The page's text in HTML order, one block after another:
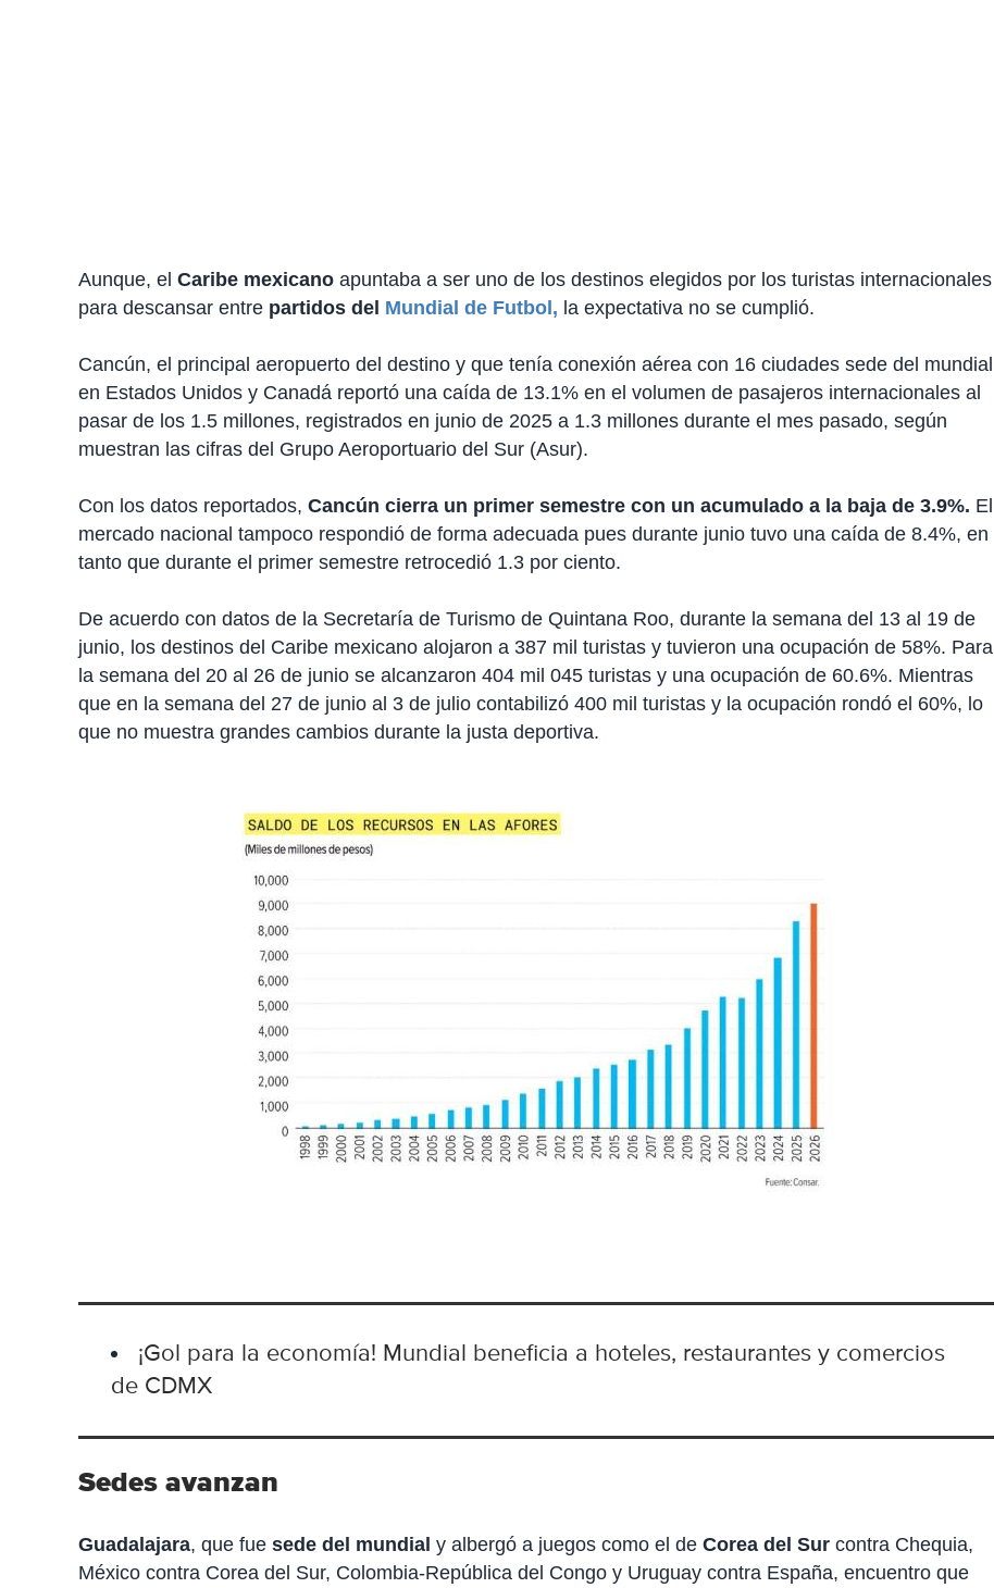
Aunque, el Caribe mexicano apuntaba a ser uno de los destinos elegidos por los turistas internacionales
para descansar entre partidos del Mundial de Futbol, la expectativa no se cumplió.
Cancún, el principal aeropuerto del destino y que tenía conexión aérea con 16 ciudades sede del mundial
en Estados Unidos y Canadá reportó una caída de 13.1% en el volumen de pasajeros internacionales al
pasar de los 1.5 millones, registrados en junio de 2025 a 1.3 millones durante el mes pasado, según
muestran las cifras del Grupo Aeroportuario del Sur (Asur).
Con los datos reportados, Cancún cierra un primer semestre con un acumulado a la baja de 3.9%. El
mercado nacional tampoco respondió de forma adecuada pues durante junio tuvo una caída de 8.4%, en
tanto que durante el primer semestre retrocedió 1.3 por ciento.
De acuerdo con datos de la Secretaría de Turismo de Quintana Roo, durante la semana del 13 al 19 de
junio, los destinos del Caribe mexicano alojaron a 387 mil turistas y tuvieron una ocupación de 58%. Para
la semana del 20 al 26 de junio se alcanzaron 404 mil 045 turistas y una ocupación de 60.6%. Mientras
que en la semana del 27 de junio al 3 de julio contabilizó 400 mil turistas y la ocupación rondó el 60%, lo
que no muestra grandes cambios durante la justa deportiva.
¡Gol para la economía! Mundial beneficia a hoteles, restaurantes y comercios
de CDMX
Sedes avanzan
Guadalajara, que fue sede del mundial y albergó a juegos como el de Corea del Sur contra Chequia,
México contra Corea del Sur, Colombia-República del Congo y Uruguay contra España, encuentro que